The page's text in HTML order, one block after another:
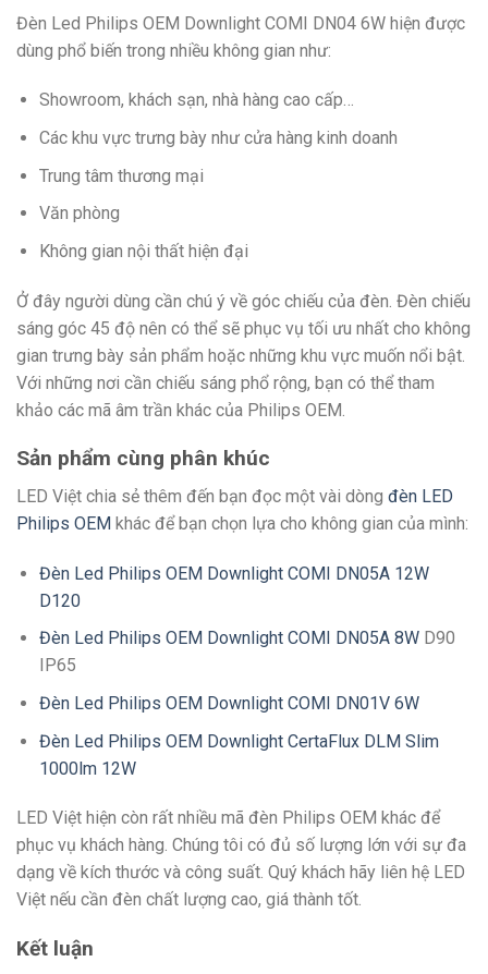
Đèn Led Philips OEM Downlight COMI DN04 6W hiện được
dùng phổ biến trong nhiều không gian như:
Showroom, khách sạn, nhà hàng cao cấp…
Các khu vực trưng bày như cửa hàng kinh doanh
Trung tâm thương mại
Văn phòng
Không gian nội thất hiện đại
Ở đây người dùng cần chú ý về góc chiếu của đèn. Đèn chiếu
sáng góc 45 độ nên có thể sẽ phục vụ tối ưu nhất cho không
gian trưng bày sản phẩm hoặc những khu vực muốn nổi bật.
Với những nơi cần chiếu sáng phổ rộng, bạn có thể tham
khảo các mã âm trần khác của Philips OEM.
Sản phẩm cùng phân khúc
LED Việt chia sẻ thêm đến bạn đọc một vài dòng đèn LED
Philips OEM khác để bạn chọn lựa cho không gian của mình:
Đèn Led Philips OEM Downlight COMI DN05A 12W
D120
Đèn Led Philips OEM Downlight COMI DN05A 8WD90
IP65
Đèn Led Philips OEM Downlight COMI DN01V 6W
Đèn Led Philips OEM Downlight CertaFlux DLM Slim
1000lm 12W
LED Việt hiện còn rất nhiều mã đèn Philips OEM khác để
phục vụ khách hàng. Chúng tôi có đủ số lượng lớn với sự đa
dạng về kích thước và công suất. Quý khách hãy liên hệ LED
Việt nếu cần đèn chất lượng cao, giá thành tốt.
Kết luận